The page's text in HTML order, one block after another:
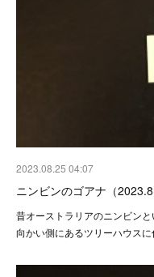
2023.08.25 04:07
ニンビンのゴアナ（
昔オーストラリアのニンビン
向かい側にあるツリーハウス